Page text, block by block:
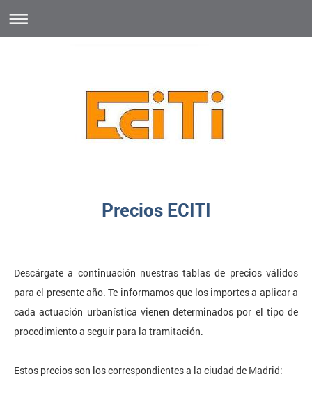
Precios ECITI
Descárgate a continuación nuestras tablas de precios válidos
para el presente año. Te informamos que los importes a aplicar a
cada actuación urbanística vienen determinados por el tipo de
procedimientoa seguir para la tramitación.
Estos precios son los correspondientes a la ciudad de Madrid: